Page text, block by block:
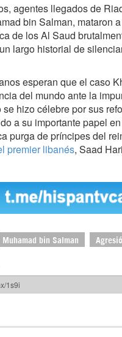
agentes llegados de
bin Salman, mataron
de los Al Saud
largo historial de
esperan que el caso
del mundo ante la
hizo célebre por sus
a su importante papel
purga de príncipes del
premier libanés, Saad
Muhamad bin Salman